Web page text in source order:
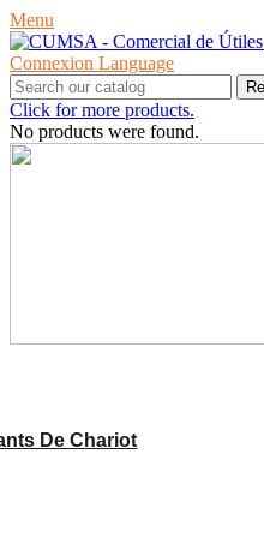
Menu
Connexion Language
Click for more products.
No products were found.
De Chariot